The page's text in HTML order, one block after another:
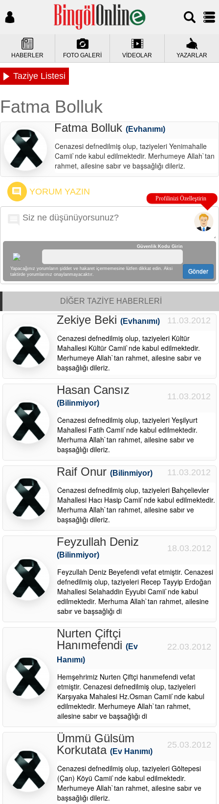
HABERLER FOTO GALERİ VİDEOLAR YAZARLAR
Taziye Listesi
Fatma Bolluk
Fatma Bolluk (Evhanımı)
Cenazesi defnedilmiş olup, taziyeleri Yenimahalle
Camii`nde kabul edilmektedir. Merhumeye Allah`tan
rahmet, ailesine sabır ve başsağlığı dileriz.
YORUM YAZIN
Güvenlik Kodu Girin
Yapacağınız yorumların şiddet ve hakaret içermemesine lütfen dikkat edin. Aksi
taktirde yorumlarınız onaylanmayacaktır.
Gönder
DİĞER TAZİYE HABERLERİ
Zekiye Beki (Evhanımı)
11.03.2012
Cenazesi defnedilmiş olup, taziyeleri Kültür
Mahallesi Kültür Camii`nde kabul edilmektedir.
Merhumeye Allah`tan rahmet, ailesine sabır ve
başsağlığı dileriz.
Hasan Cansız
(Bilinmiyor)
11.03.2012
Cenazesi defnedilmiş olup, taziyeleri Yeşilyurt
Mahallesi Fatih Camii`nde kabul edilmektedir.
Merhuma Allah`tan rahmet, ailesine sabır ve
başsağlığı dileriz.
Raif Onur (Bilinmiyor)
11.03.2012
Cenazesi defnedilmiş olup, taziyeleri Bahçelievler
Mahallesi Hacı Hasip Camii`nde kabul edilmektedir.
Merhuma Allah`tan rahmet, ailesine sabır ve
başsağlığı dileriz.
Feyzullah Deniz
(Bilinmiyor)
18.03.2012
Feyzullah Deniz Beyefendi vefat etmiştir. Cenazesi
defnedilmiş olup, taziyeleri Recep Tayyip Erdoğan
Mahallesi Selahaddin Eyyubi Camii`nde kabul
edilmektedir. Merhuma Allah`tan rahmet, ailesine
sabır ve başsağlığı di
Nurten Çiftçi
Hanımefendi (Ev
Hanımı)
22.03.2012
Hemşehrimiz Nurten Çiftçi hanımefendi vefat
etmiştir. Cenazesi defnedilmiş olup, taziyeleri
Karşıyaka Mahalesi Hz.Osman Camii`nde kabul
edilmektedir. Merhumeye Allah`tan rahmet,
ailesine sabır ve başsağlığı di
Ümmü Gülsüm
Korkutata (Ev Hanımı)
25.03.2012
Cenazesi defnedilmiş olup, taziyeleri Göltepesi
(Çan) Köyü Camii`nde kabul edilmektedir.
Merhumeye Allah`tan rahmet, ailesine sabır ve
başsağlığı dileriz.